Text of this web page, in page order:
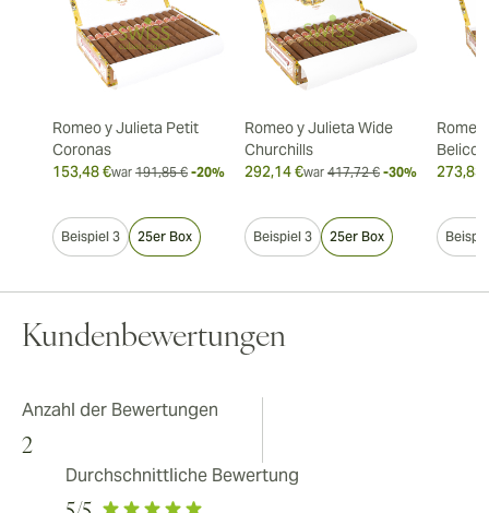
Romeo y Julieta Petit
Coronas
153,48 €war 191,85 € -20%
Beispiel 3 25er Box
Romeo y Julieta Wide
Churchills
292,14 €war 417,72 € -30%
Beispiel 3 25er Box
273,83
Kundenbewertungen
Anzahl der Bewertungen
2
Durchschnittliche Bewertung